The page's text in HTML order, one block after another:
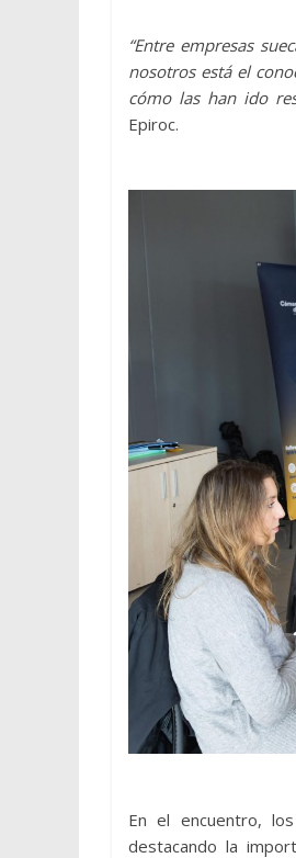
“Entre empresas
nosotros está el
cómo las han ido
Epiroc.
En el encuentro,
destacando la